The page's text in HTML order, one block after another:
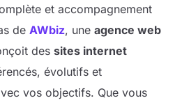
et accompagnement
deAWbiz, uneagence web
dessites internet
évolutifs et
vos objectifs. Que vous